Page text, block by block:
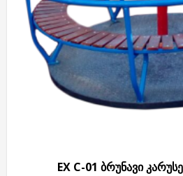
EX C-01 ბრუნავი